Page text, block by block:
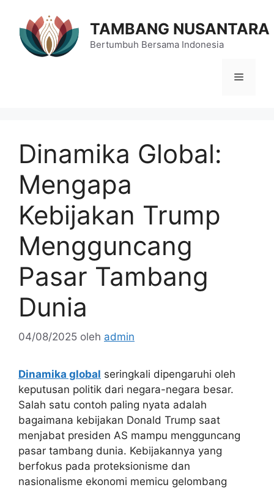
TAMBANG NUSANTARA
Bertumbuh Bersama Indonesia
Menu
Dinamika Global:
Mengapa
Kebijakan Trump
Mengguncang
Pasar Tambang
Dunia
04/08/2025 oleh admin
Dinamika global seringkali dipengaruhi oleh
keputusan politik dari negara-negara besar.
Salah satu contoh paling nyata adalah
bagaimana kebijakan Donald Trump saat
menjabat presiden AS mampu mengguncang
pasar tambang dunia. Kebijakannya yang
berfokus pada proteksionisme dan
nasionalisme ekonomi memicu gelombang